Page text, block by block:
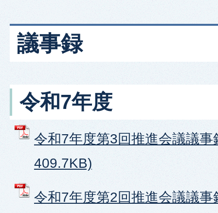
議事録
令和7年度
令和7年度第3回推進会議議
409.7KB)
令和7年度第2回推進会議議